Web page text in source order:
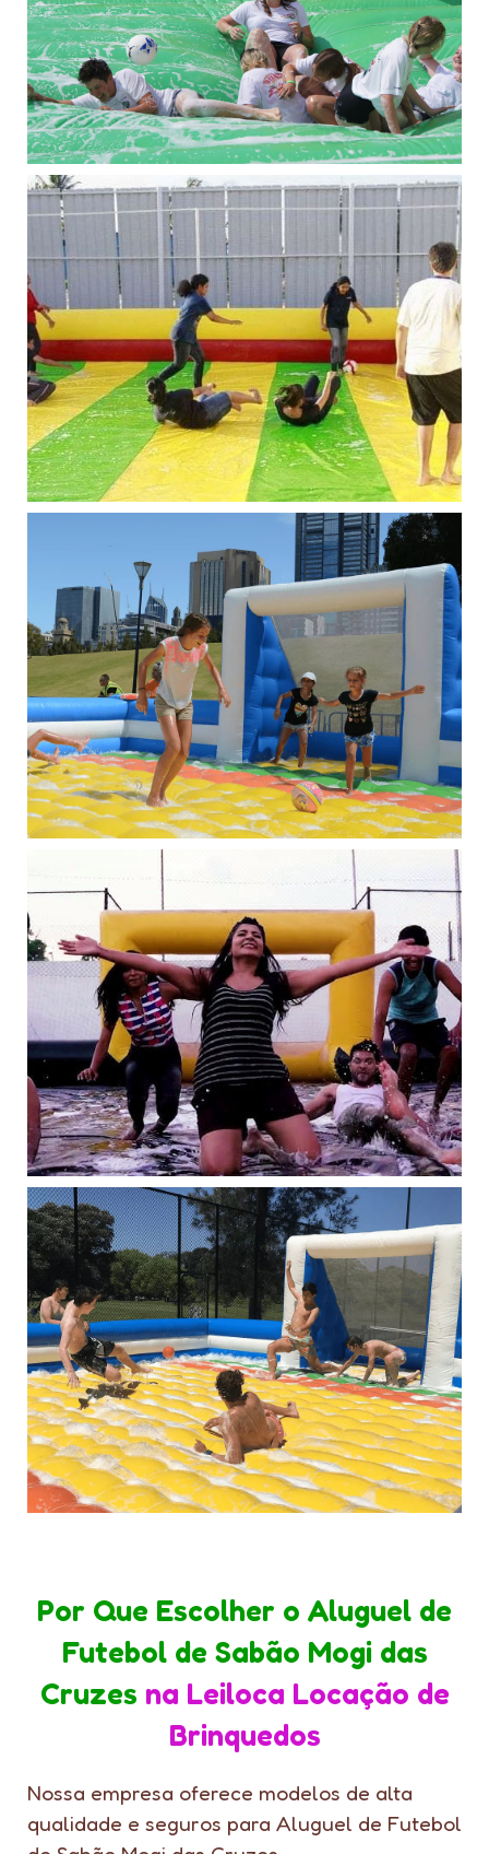
Por Que Escolher o Aluguel de
Futebol de Sabão Mogi das
Cruzes na Leiloca Locação de
Brinquedos
Nossa empresa oferece modelos de alta
qualidade e seguros para Aluguel de Futebol